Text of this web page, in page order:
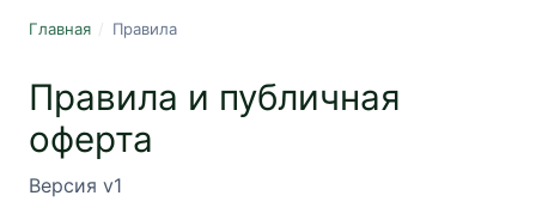
Главная / Правила
Правила и публичная
оферта
Версия v1